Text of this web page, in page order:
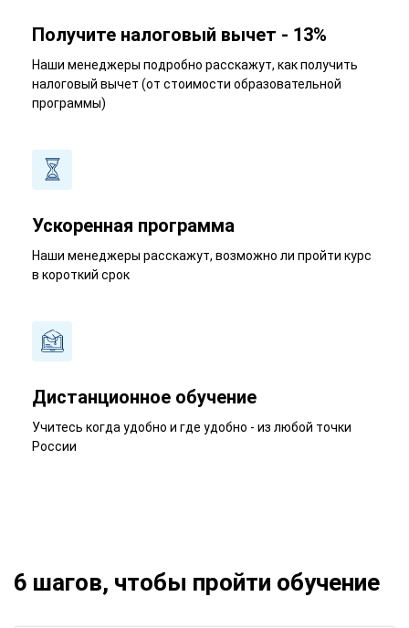
Получите налоговый вычет - 13%
Наши менеджеры подробно расскажут, как получить
налоговый вычет (от стоимости образовательной
программы)
Ускоренная программа
Наши менеджеры расскажут, возможно ли пройти курс
в короткий срок
Дистанционное обучение
Учитесь когда удобно и где удобно - из любой точки
России
6 шагов, чтобы пройти обучение